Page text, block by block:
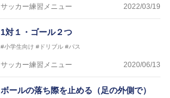
サッカー練習メニュー 2022/03/19
1対１・ゴール２つ
#小学生向け #ドリブル #パス
サッカー練習メニュー 2020/06/13
ボールの落ち際を止める（足の外側で）